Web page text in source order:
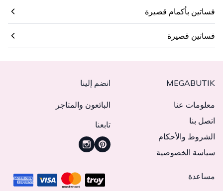
فساتين بأكمام قصيرة
فساتين قصيرة
MEGABUTIK
معلومات عنا
اتصل بنا
الشروط والأحكام
سياسة الخصوصية
انضم إلينا
البائعون والمتاجر
تابعنا
مساعدة